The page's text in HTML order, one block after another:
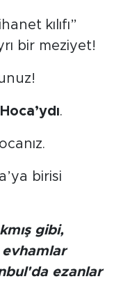
kılıfı”
bir meziyet!
.
birisi
gibi,
ezanlar